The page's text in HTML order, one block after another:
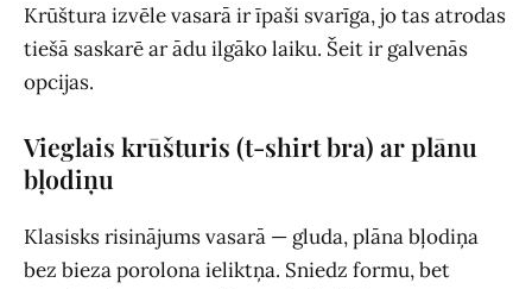
Krūštura izvēle vasarā ir īpaši svarīga, jo tas atrodas
tiešā saskarē ar ādu ilgāko laiku. Šeit ir galvenās
opcijas.
Vieglais krūšturis (t-shirt bra) ar plānu
bļodiņu
Klasisks risinājums vasarā — gluda, plāna bļodiņa
bez bieza porolona ieliktņa. Sniedz formu, bet